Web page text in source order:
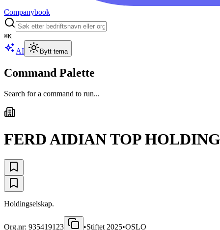
Companybook
⌘K
AI Bytt tema
Command Palette
Search for a command to run...
FERD AIDIAN TOP
Holdingselskap.
Org.nr: 935419123 •Stiftet 2025•OSLO